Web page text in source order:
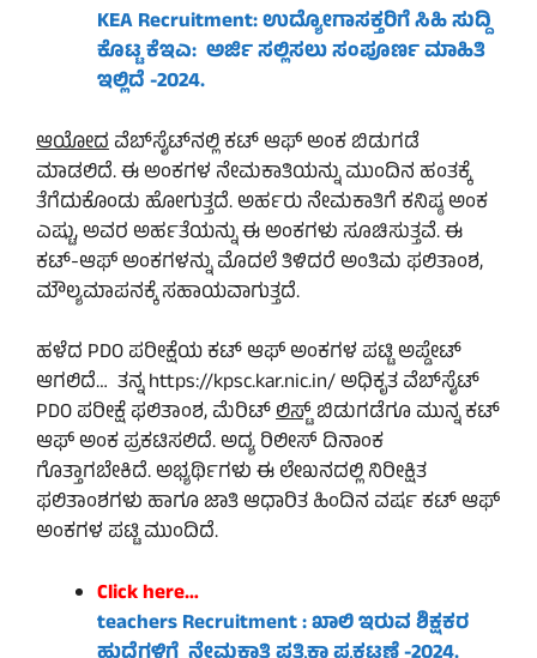
KEA Recruitment: ಉದ್ಯೋಗಾಸಕ್ತರಿಗೆ ಸಿಹಿ ಸುದ್ದಿ
ಕೊಟ್ಟ ಕೆಇಎ: ಅರ್ಜಿ ಸಲ್ಲಿಸಲು ಸಂಪೂರ್ಣ ಮಾಹಿತಿ
ಇಲ್ಲಿದೆ -2024.
ಆಯೋದವೆಬ್‌ಸೈಟ್‌ನಲ್ಲಿ ಕಟ್ ಆಫ್ ಅಂಕ ಬಿಡುಗಡೆ
ಮಾಡಲಿದೆ. ಈ ಅಂಕಗಳ ನೇಮಕಾತಿಯನ್ನು ಮುಂದಿನ ಹಂತಕ್ಕೆ
ತೆಗೆದುಕೊಂಡು ಹೋಗುತ್ತದೆ. ಅರ್ಹರು ನೇಮಕಾತಿಗೆ ಕನಿಷ್ಠ ಅಂಕ
ಎಷ್ಟು, ಅವರ ಅರ್ಹತೆಯನ್ನು ಈ ಅಂಕಗಳು ಸೂಚಿಸುತ್ತವೆ. ಈ
ಕಟ್-ಆಫ್ ಅಂಕಗಳನ್ನು ಮೊದಲೆ ತಿಳಿದರೆ ಅಂತಿಮ ಫಲಿತಾಂಶ,
ಮೌಲ್ಯಮಾಪನಕ್ಕೆ ಸಹಾಯವಾಗುತ್ತದೆ.
ಹಳೆದ PDO ಪರೀಕ್ಷೆಯ ಕಟ್ ಆಫ್ ಅಂಕಗಳ ಪಟ್ಟಿ ಅಪ್ಡೇಟ್
ಆಗಲಿದೆ… ತನ್ನ https://kpsc.kar.nic.in/ ಅಧಿಕೃತ ವೆಬ್‌ಸೈಟ್‌
PDO ಪರೀಕ್ಷೆ ಫಲಿತಾಂಶ, ಮೆರಿಟ್ಲಿಸ್ಟ್ಬಿಡುಗಡೆಗೂ ಮುನ್ನ ಕಟ್
ಆಫ್ ಅಂಕ ಪ್ರಕಟಿಸಲಿದೆ. ಅದ್ಯ ರಿಲೀಸ್ ದಿನಾಂಕ
ಗೊತ್ತಾಗಬೇಕಿದೆ. ಅಭ್ಯರ್ಥಿಗಳು ಈ ಲೇಖನದಲ್ಲಿ ನಿರೀಕ್ಷಿತ
ಫಲಿತಾಂಶಗಳು ಹಾಗೂ ಜಾತಿ ಆಧಾರಿತ ಹಿಂದಿನ ವರ್ಷ ಕಟ್ ಆಫ್
ಅಂಕಗಳ ಪಟ್ಟಿ ಮುಂದಿದೆ.
Click here…
teachers Recruitment : ಖಾಲಿ ಇರುವ ಶಿಕ್ಷಕರ